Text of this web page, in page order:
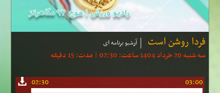
فردا روشن است آرشیو برنامه ای
سه شنبه 20 خرداد 1404 ساعت: 02:30 | مدت: 15 دقیقه
02:30 03:00